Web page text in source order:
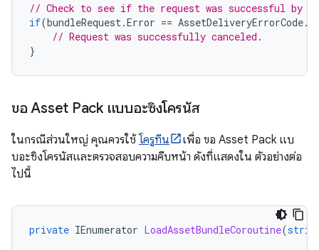
// Check to see if the request was successful by
if(bundleRequest .Error == AssetDeliveryErrorCode.
// Request was successfully canceled.
}
ขอ Asset Pack แบบอะซิงโครนัส
ในกรณีส่วนใหญ่ คุณควรใช้โครูทีน
เพื่อ ขอ Asset Pack แบ
บอะซิงโครนัสและตรวจสอบความคืบหน้า ดังที่แสดงใน ตัวอย่างต่อ
ไปนี้
private IEnumerator LoadAssetBundleCoroutine(